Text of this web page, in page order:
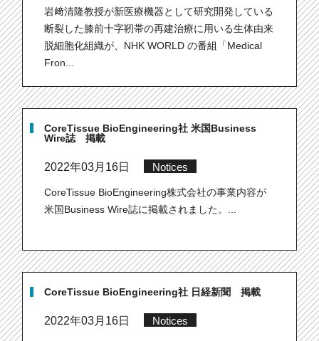
岩﨑清隆教授が新医療機器として研究開発している
断裂した膝前十字靭帯の再建治療に用いる生体由来
脱細胞化組織が、NHK WORLD の番組「Medical
Fron...
CoreTissue BioEngineering社 米国Business
Wire誌 掲載
2022年03月16日 Notices
CoreTissue BioEngineering株式会社の事業内容が
米国Business Wire誌に掲載されました。...
CoreTissue BioEngineering社 日経新聞 掲載
2022年03月16日 Notices